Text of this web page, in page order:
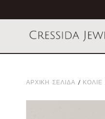
ΑΡΧΙΚΗ ΣΕΛΙΔΑ / ΚΟΛΙΕ